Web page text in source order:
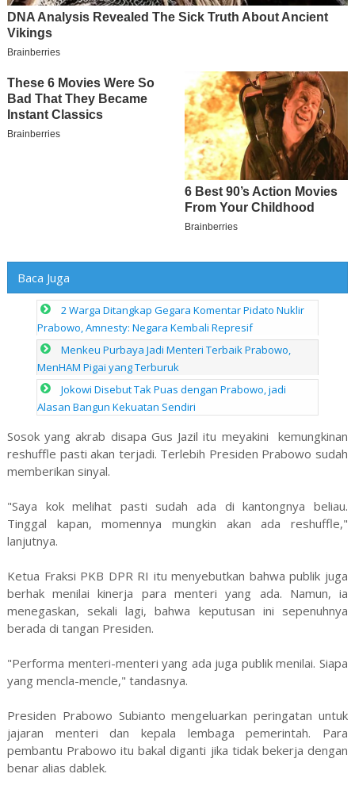
Baca Juga
2 Warga Ditangkap Gegara Komentar Pidato Nuklir
Prabowo, Amnesty: Negara Kembali Represif
Menkeu Purbaya Jadi Menteri Terbaik Prabowo,
MenHAM Pigai yang Terburuk
Jokowi Disebut Tak Puas dengan Prabowo, jadi
Alasan Bangun Kekuatan Sendiri
Sosok yang akrab disapa Gus Jazil itu meyakini kemungkinan
reshuffle pasti akan terjadi. Terlebih Presiden Prabowo sudah
memberikan sinyal.
"Saya kok melihat pasti sudah ada di kantongnya beliau.
Tinggal kapan, momennya mungkin akan ada reshuffle,"
lanjutnya.
Ketua Fraksi PKB DPR RI itu menyebutkan bahwa publik juga
berhak menilai kinerja para menteri yang ada. Namun, ia
menegaskan, sekali lagi, bahwa keputusan ini sepenuhnya
berada di tangan Presiden.
"Performa menteri-menteri yang ada juga publik menilai. Siapa
yang mencla-mencle," tandasnya.
Presiden Prabowo Subianto mengeluarkan peringatan untuk
jajaran menteri dan kepala lembaga pemerintah. Para
pembantu Prabowo itu bakal diganti jika tidak bekerja dengan
benar alias dablek.